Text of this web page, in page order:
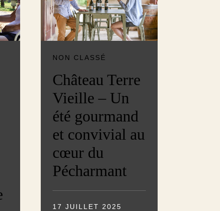
NON CLASSÉ
Château Terre
Vieille – Un
été gourmand
et convivial au
cœur du
Pécharmant
17 JUILLET 2025